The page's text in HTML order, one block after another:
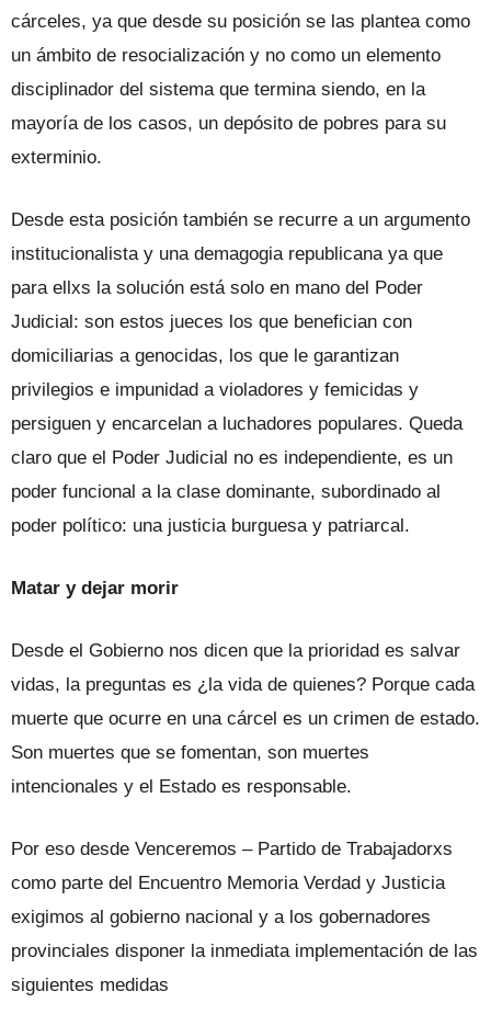
cárceles, ya que desde su posición se las plantea como
un ámbito de resocialización y no como un elemento
disciplinador del sistema que termina siendo, en la
mayoría de los casos, un depósito de pobres para su
exterminio.
Desde esta posición también se recurre a un argumento
institucionalista y una demagogia republicana ya que
para ellxs la solución está solo en mano del Poder
Judicial: son estos jueces los que benefician con
domiciliarias a genocidas, los que le garantizan
privilegios e impunidad a violadores y femicidas y
persiguen y encarcelan a luchadores populares. Queda
claro que el Poder Judicial no es independiente, es un
poder funcional a la clase dominante, subordinado al
poder político: una justicia burguesa y patriarcal.
Matar y dejar morir
Desde el Gobierno nos dicen que la prioridad es salvar
vidas, la preguntas es ¿la vida de quienes? Porque cada
muerte que ocurre en una cárcel es un crimen de estado.
Son muertes que se fomentan, son muertes
intencionales y el Estado es responsable.
Por eso desde Venceremos – Partido de Trabajadorxs
como parte del Encuentro Memoria Verdad y Justicia
exigimos al gobierno nacional y a los gobernadores
provinciales disponer la inmediata implementación de las
siguientes medidas